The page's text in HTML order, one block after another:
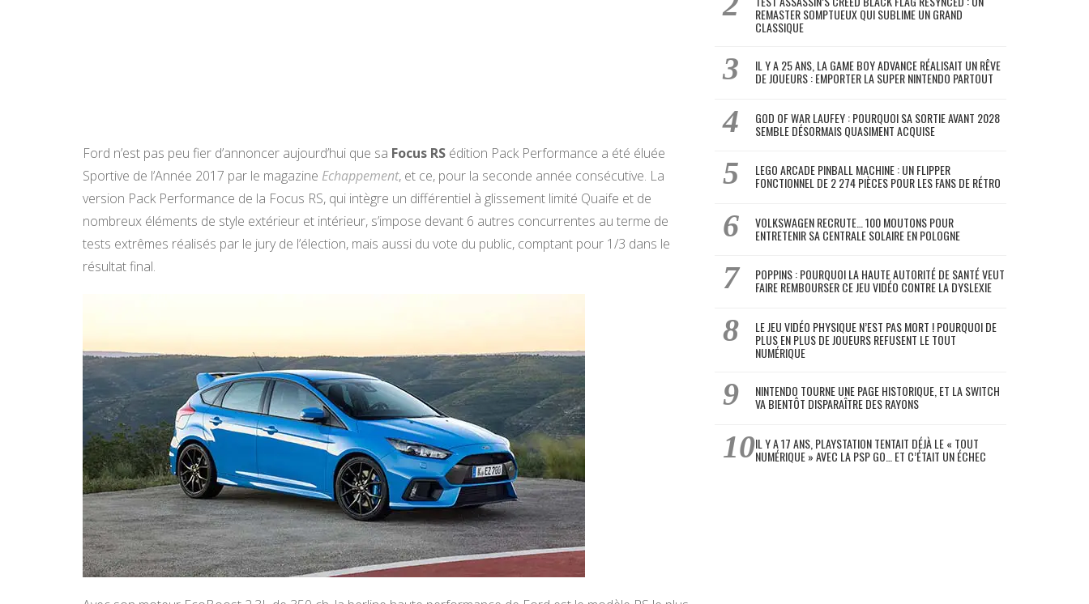
Ford n’est pas peu fier d’annoncer aujourd’hui que sa Focus RS édition Pack Performance a été éluée
Sportive de l’Année 2017 par le magazine Echappement, et ce, pour la seconde année consécutive. La
version Pack Performance de la Focus RS, qui intègre un différentiel à glissement limité Quaife et de
nombreux éléments de style extérieur et intérieur, s’impose devant 6 autres concurrentes au terme de
tests extrêmes réalisés par le jury de l’élection, mais aussi du vote du public, comptant pour 1/3 dans le
résultat final.
REMASTER SOMPTUEUX QUI SUBLIME UN GRAND
CLASSIQUE
IL Y A 25 ANS, LA GAME BOY ADVANCE RÉALISAIT UN RÊVE
DE JOUEURS : EMPORTER LA SUPER NINTENDO PARTOUT
GOD OF WAR LAUFEY : POURQUOI SA SORTIE AVANT 2028
SEMBLE DÉSORMAIS QUASIMENT ACQUISE
LEGO ARCADE PINBALL MACHINE : UN FLIPPER
FONCTIONNEL DE 2 274 PIÈCES POUR LES FANS DE RÉTRO
VOLKSWAGEN RECRUTE… 100 MOUTONS POUR
ENTRETENIR SA CENTRALE SOLAIRE EN POLOGNE
POPPINS : POURQUOI LA HAUTE AUTORITÉ DE SANTÉ VEUT
FAIRE REMBOURSER CE JEU VIDÉO CONTRE LA DYSLEXIE
LE JEU VIDÉO PHYSIQUE N’EST PAS MORT ! POURQUOI DE
PLUS EN PLUS DE JOUEURS REFUSENT LE TOUT
NUMÉRIQUE
NINTENDO TOURNE UNE PAGE HISTORIQUE, ET LA SWITCH
VA BIENTÔT DISPARAÎTRE DES RAYONS
IL Y A 17 ANS, PLAYSTATION TENTAIT DÉJÀ LE « TOUT
NUMÉRIQUE » AVEC LA PSP GO… ET C’ÉTAIT UN ÉCHEC